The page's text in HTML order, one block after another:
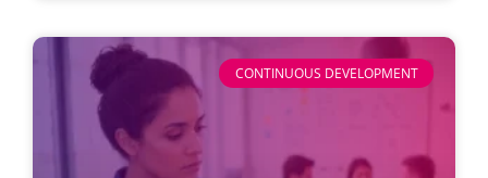
CONTINUOUS DEVELOPMENT